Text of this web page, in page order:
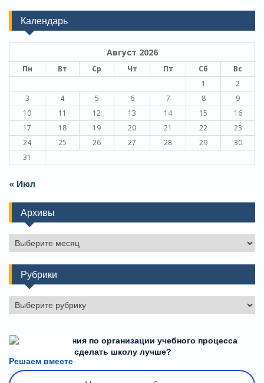
Календарь
Август 2026
Пн Вт Ср Чт Пт Сб
Вс
1
2
3
4 5 6 7 8
9
10
11 12 13 14 15
16
17
18 19 20 21 22
23
24
25 26 27 28 29
30
31
« Июл
Архивы
Архивы
Рубрики
Рубрики
Решаем вместе
Есть предложения по организации учебного процесса
или знаете, как сделать школу лучше?